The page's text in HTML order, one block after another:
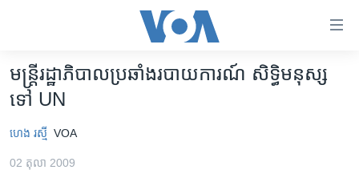
គេហទំព័រ​
ទាក់ទង
និង​
ទៅ​​
កម្ពុជា
អាមេរិក
ចិន
មន្រ្តីរដ្ឋាភិបាលប្រឆាំងរបាយការណ៍ សិទ្ធិមនុស្ស
ទៅ UN
ហេង រស្មី VOA
02 តុលា 2009